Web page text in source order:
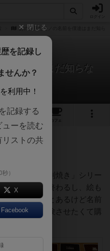
あの日見たモノの名前を僕達はまだ知ら
を僕達はまだ知らな
。
のレビュー
2
カフェ
前
だき、「大判焼き」シリー
と短時間で終わるし、絵も
マ「見たことあるけど名前
たちにも体験させたくて購
閉じる
を記録し
せんか？
利用中！
記録する
ーを読む
ストの共
）
X
Facebook